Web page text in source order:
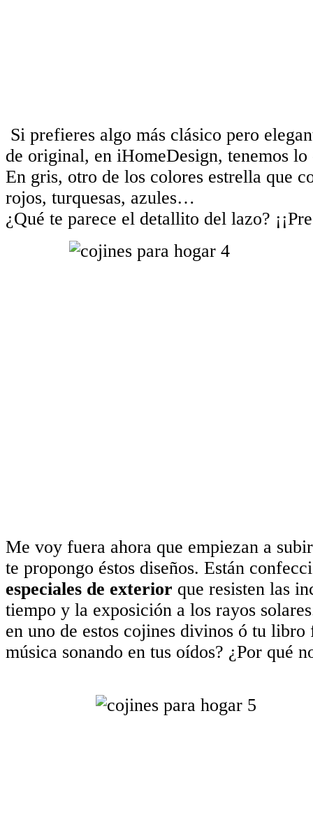
Si prefieres algo más clásico pero
de original, en iHomeDesign, tenemos lo
En gris, otro de los colores estrella que
rojos, turquesas, azules…
¿Qué te parece el detallito del lazo?
Me voy fuera ahora que empiezan a
te propongo éstos diseños. Están
especiales de exterior que resisten las
tiempo y la exposición a los rayos
en uno de estos cojines divinos ó tu
música sonando en tus oídos? ¿Por qué